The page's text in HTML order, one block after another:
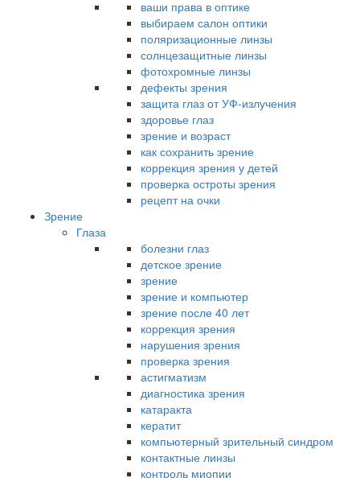
ваши права в оптике
выбираем салон оптики
поляризационные линзы
солнцезащитные линзы
фотохромные линзы
дефекты зрения
защита глаз от УФ-излучения
здоровье глаз
зрение и возраст
как сохранить зрение
коррекция зрения у детей
проверка остроты зрения
рецепт на очки
Зрение
Глаза
болезни глаз
детское зрение
зрение
зрение и компьютер
зрение после 40 лет
коррекция зрения
нарушения зрения
проверка зрения
астигматизм
диагностика зрения
катаракта
кератит
компьютерный зрительный синдром
контактные линзы
контроль миопии